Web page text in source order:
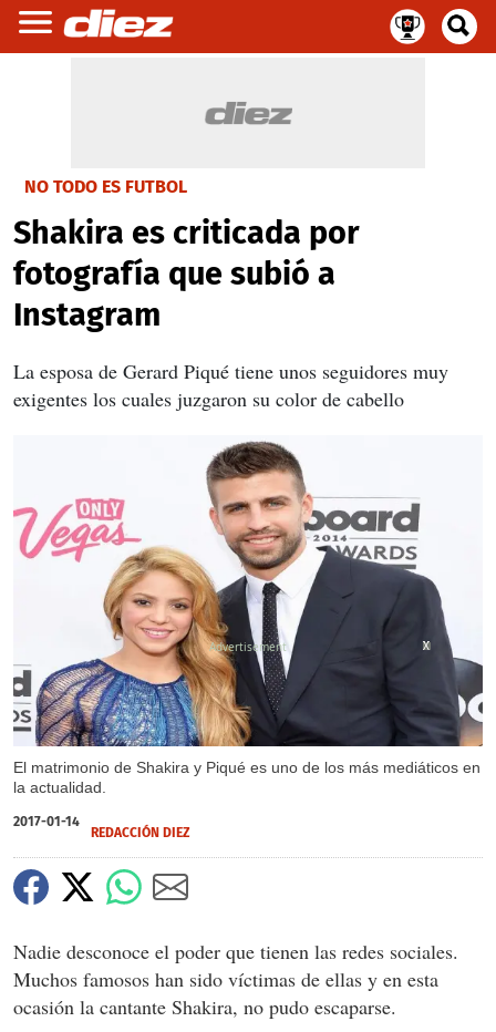
NO TODO ES FUTBOL
Shakira es criticada por
fotografía que subió a
Instagram
La esposa de Gerard Piqué tiene unos seguidores muy
exigentes los cuales juzgaron su color de cabello
El matrimonio de Shakira y Piqué es uno de los más mediáticos en
la actualidad.
X
X
X
2017-01-14
REDACCIÓN DIEZ
Nadie desconoce el poder que tienen las redes sociales.
Muchos famosos han sido víctimas de ellas y en esta
ocasión la cantante Shakira, no pudo escaparse.